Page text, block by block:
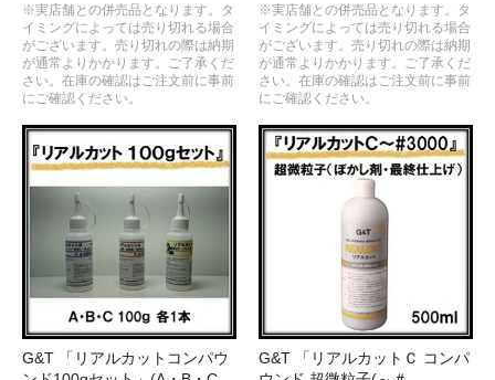
※実店舗との併売品となります。タ
イミングによっては売り切れる場合
がございます。売り切れの際は納期
が通常よりかかります。ご了承くだ
さい。在庫の確認はご注文前に事前
にご確認ください。
※実店舗との併売品となります。タ
イミングによっては売り切れる場合
がございます。売り切れの際は納期
が通常よりかかります。ご了承くだ
さい。在庫の確認はご注文前に事前
にご確認ください。
G&T 「リアルカットコンパウ
G&T 「リアルカットＣ コンパ